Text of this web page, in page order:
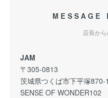
MESSAGE
店長か
JAM
〒305-0813
茨城県つくば市下平塚870-1
SENSE OF WONDER102